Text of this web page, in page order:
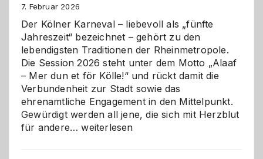
7. Februar 2026
Der Kölner Karneval – liebevoll als „fünfte
Jahreszeit“ bezeichnet – gehört zu den
lebendigsten Traditionen der Rheinmetropole.
Die Session 2026 steht unter dem Motto „Alaaf
– Mer dun et för Kölle!“ und rückt damit die
Verbundenheit zur Stadt sowie das
ehrenamtliche Engagement in den Mittelpunkt.
Gewürdigt werden all jene, die sich mit Herzblut
für andere…Kölner
weiterlesen